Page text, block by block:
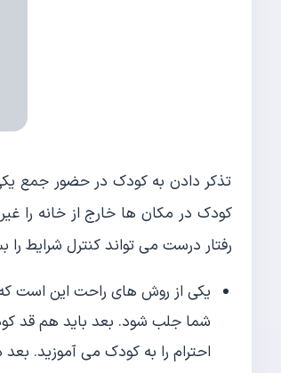
تذکر دادن به کودک در حضور جمع
کودک در مکان ها خارج از خانه را
رفتار درست می تواند کنترل شرایط را
یکی از روش های راحت این است
شما جلب شود. بعد باید هم قد
احترام را به کودک می آموزید. بعد